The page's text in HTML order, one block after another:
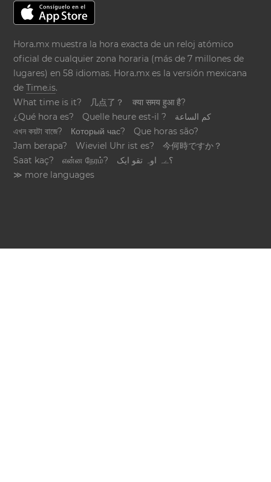
Hora.mx muestra la hora exacta de un reloj atómico
oficial de cualquier zona horaria (más de 7 millones de
lugares) en 58 idiomas. Hora.mx es la versión mexicana
deTime.is.
What time is it?
几点了？
क्या समय हुआ है?
¿Qué hora es?
Quelle heure est-il ?
كم الساعة
এখন কয়টা বাজে?
Который час?
Que horas são?
Jam berapa?
Wieviel Uhr ist es?
今何時ですか？
Saat kaç?
என்ன நேரம்?
؟ےہ اوہ تقو ایک
≫ more languages